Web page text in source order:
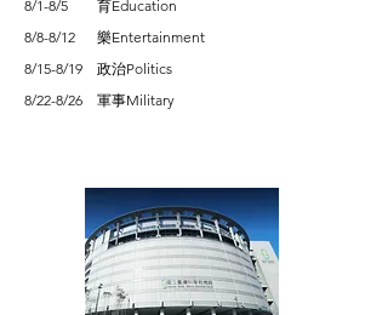
8/1-8/5 育Education
8/8-8/12 樂Entertainment
8/15-8/19 政治Politics
8/22-8/26 軍事Military